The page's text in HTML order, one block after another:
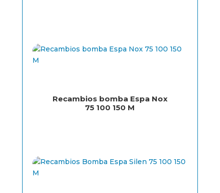
Recambios bomba Espa Nox
75 100 150 M